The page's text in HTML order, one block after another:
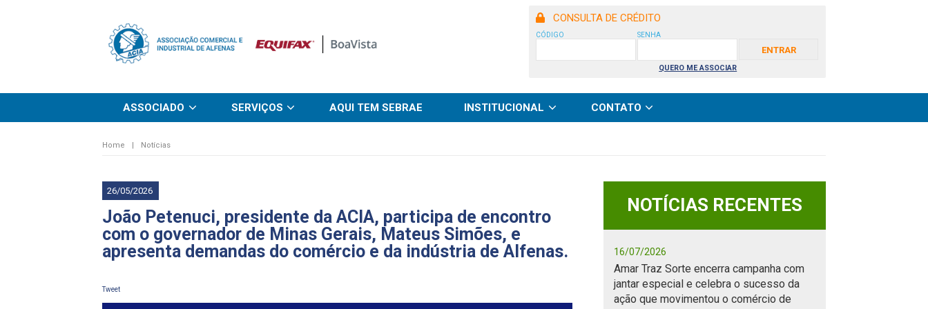
CONSULTA DE CRÉDITO
CÓDIGO SENHA
QUERO ME ASSOCIAR
ASSOCIADO SERVIÇOS AQUI TEM SEBRAE INSTITUCIONAL CONTATO
Home | Notícias
26/05/2026
João Petenuci, presidente da ACIA, participa de encontro
com o governador de Minas Gerais, Mateus Simões, e
apresenta demandas do comércio e da indústria de Alfenas.
Tweet
NOTÍCIAS RECENTES
16/07/2026
Amar Traz Sorte encerra campanha com
jantar especial e celebra o sucesso da
ação que movimentou o comércio de